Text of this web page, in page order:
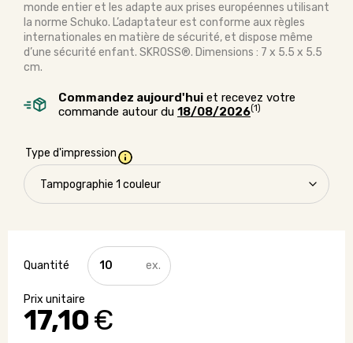
monde entier et les adapte aux prises européennes utilisant
la norme Schuko. L’adaptateur est conforme aux règles
internationales en matière de sécurité, et dispose même
d’une sécurité enfant. SKROSS®. Dimensions : 7 x 5.5 x 5.5
cm.
Commandez aujourd'hui et recevez votre
commande autour du 18/08/2026(1)
Type d'impression
17,10€
quantité
de
Adaptateur
vers
Europe